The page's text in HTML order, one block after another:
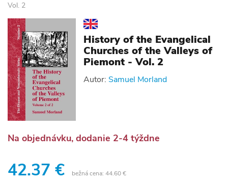
Vol. 2
History of the Evangelical
Churches of the Valleys of
Piemont - Vol. 2
Autor: Samuel Morland
Na objednávku, dodanie 2-4 týždne
42.37 € bežná cena: 44.60 €